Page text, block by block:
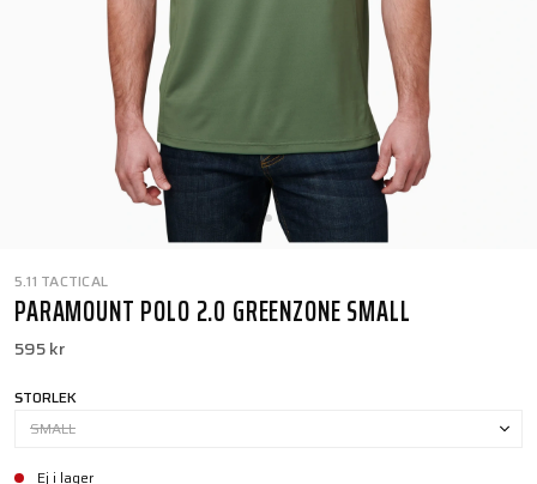
5.11 TACTICAL
PARAMOUNT POLO 2.0 GREENZONE SMALL
595 kr
STORLEK
SMALL
Ej i lager